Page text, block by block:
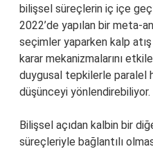
bilişsel süreçlerin iç içe
2022’de yapılan bir meta-
seçimler yaparken kalp atış
karar mekanizmalarını
duygusal tepkilerle paralel
düşünceyi yönlendirebiliyor.
Bilişsel açıdan kalbin bir
süreçleriyle bağlantılı